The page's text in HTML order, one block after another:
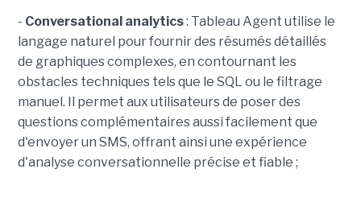
- Conversational analytics: Tableau Agent utilise le
langage naturel pour fournir des résumés détaillés
de graphiques complexes, en contournant les
obstacles techniques tels que le SQL ou le filtrage
manuel. Il permet aux utilisateurs de poser des
questions complémentaires aussi facilement que
d'envoyer un SMS, offrant ainsi une expérience
d'analyse conversationnelle précise et fiable ;